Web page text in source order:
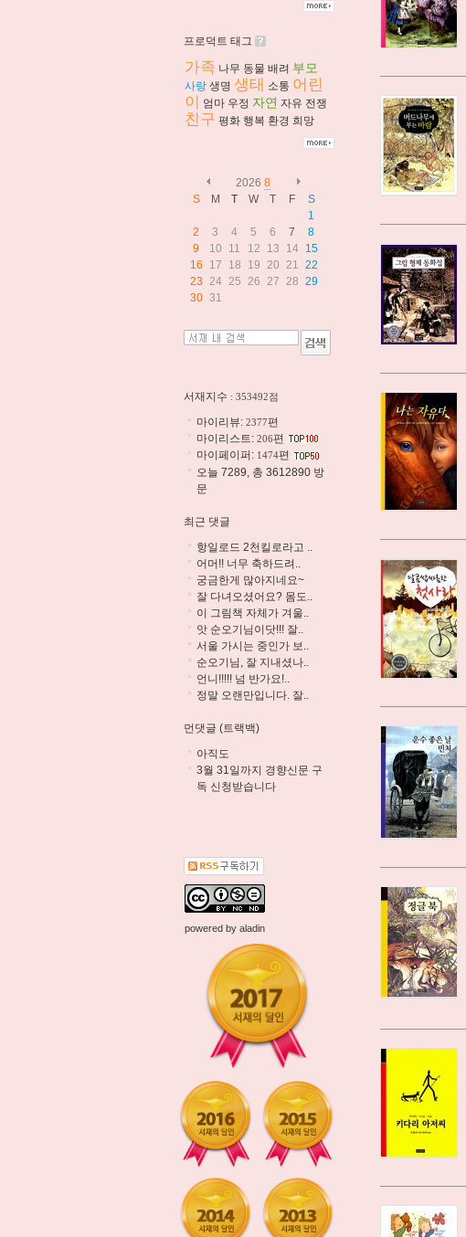
프로덕트 태그
가족 나무 동물 배려 부모
사랑 생명 생태 소통 어린
이 엄마 우정 자연 자유 전쟁
친구 평화 행복 환경 희망
2026 8
S
M T W T F
S
1
2
3 4 5 6 7
8
9
10 11 12 13 14
15
16
17 18 19 20 21
22
23
24 25 26 27 28 29
30 31
서재지수 : 353492점
마이리뷰: 2377편
마이리스트: 206편
마이페이퍼: 1474편
오늘 7289, 총 3612890 방
문
최근 댓글
항일로드 2천킬로라고 ..
어머!! 너무 축하드려..
궁금한게 많아지네요~
잘 다녀오셨어요? 몸도..
이 그림책 자체가 겨울..
앗 순오기님이닷!!! 잘..
서울 가시는 중인가 보..
순오기님, 잘 지내셨나..
언니!!!!! 넘 반가요!..
정말 오랜만입니다. 잘..
먼댓글 (트랙백)
아직도
3월 31일까지 경향신문 구
독 신청받습니다
powered by aladin